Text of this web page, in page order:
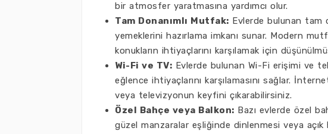
bir atmosfer yaratmasına yardımcı olur.
Tam Donanımlı Mutfak: Evlerde bulunan tam
yemeklerini hazırlama imkanı sunar. Modern
konukların ihtiyaçlarını karşılamak için
Wi-Fi ve TV: Evlerde bulunan Wi-Fi erişimi ve
eğlence ihtiyaçlarını karşılamasını sağlar.
veya televizyonun keyfini çıkarabilirsiniz.
Özel Bahçe veya Balkon: Bazı evlerde özel
güzel manzaralar eşliğinde dinlenmesi veya